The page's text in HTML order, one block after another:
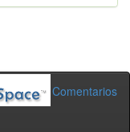
Comentarios